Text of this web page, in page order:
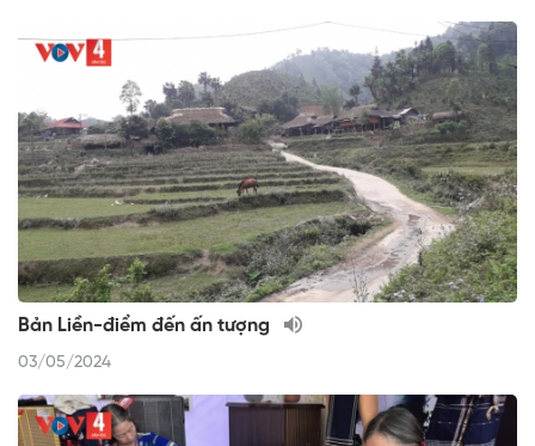
Bản Liền-điểm đến ấn tượng
03/05/2024